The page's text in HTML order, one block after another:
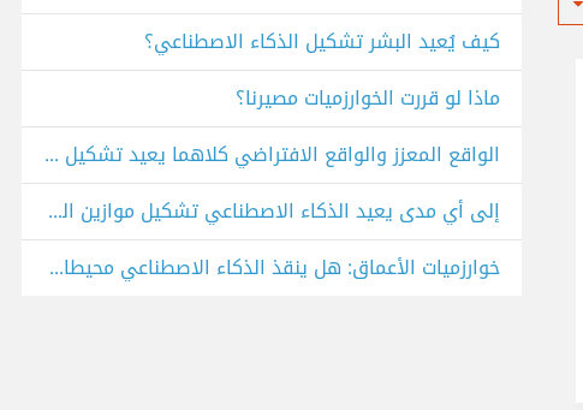
كيف يُعيد البشر تشكيل الذكاء الاصطناعي؟
ماذا لو قررت الخوارزميات مصيرنا؟
الواقع المعزز والواقع الافتراضي كلاهما يعيد تشكيل مفهوم الحميمية..
إلى أي مدى يعيد الذكاء الاصطناعي تشكيل موازين القوة بين الدول؟
خوارزميات الأعماق: هل ينقذ الذكاء الاصطناعي محيطاتنا من الانهيار؟